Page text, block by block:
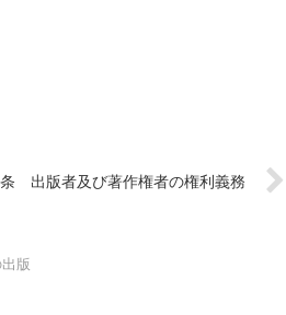
出版者及び著作権者の権利義務
版